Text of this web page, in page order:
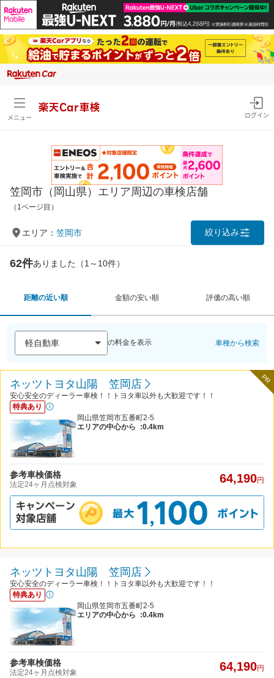
メニュー
楽天Car車検
ログイン
笠岡市（岡山県）エリア周辺の車検店舗
（1ページ目）
エリア： 笠岡市 絞り込み
62件ありました（1～10件）
距離の近い順 金額の安い順 評価の高い順
の料金を表示 車種から検索
PR
ネッツトヨタ山陽 笠岡店
安心安全のディーラー車検！！トヨタ車以外も大歓迎です！！
特典あり
岡山県笠岡市五番町2-5
エリアの中心から
:0.4km
参考車検価格
法定24ヶ月点検対象 64,190円
ネッツトヨタ山陽 笠岡店
安心安全のディーラー車検！！トヨタ車以外も大歓迎です！！
特典あり
岡山県笠岡市五番町2-5
エリアの中心から
:0.4km
参考車検価格
法定24ヶ月点検対象 64,190円